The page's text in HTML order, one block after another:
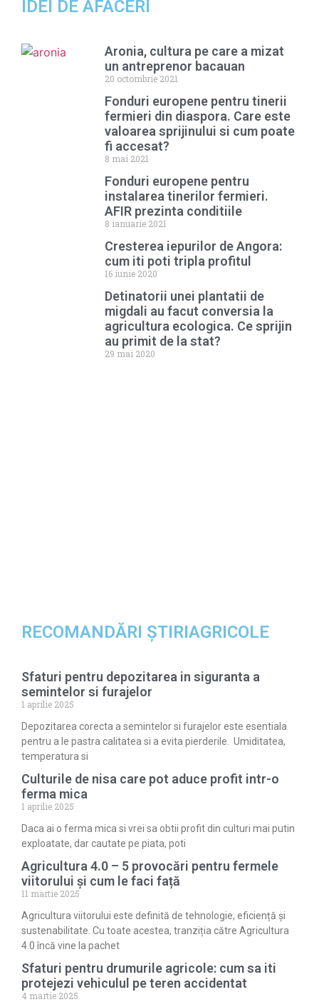
IDEI DE AFACERI
Aronia, cultura pe care a mizat
un antreprenor bacauan
20 octombrie 2021
Fonduri europene pentru tinerii
fermieri din diaspora. Care este
valoarea sprijinului si cum poate
fi accesat?
8 mai 2021
Fonduri europene pentru
instalarea tinerilor fermieri.
AFIR prezinta conditiile
8 ianuarie 2021
Cresterea iepurilor de Angora:
cum iti poti tripla profitul
16 iunie 2020
Detinatorii unei plantatii de
migdali au facut conversia la
agricultura ecologica. Ce sprijin
au primit de la stat?
29 mai 2020
RECOMANDĂRI ȘTIRIAGRICOLE
Sfaturi pentru depozitarea in siguranta a
semintelor si furajelor
1 aprilie 2025
Depozitarea corecta a semintelor si furajelor este esentiala
pentru a le pastra calitatea si a evita pierderile. Umiditatea,
temperatura si
Culturile de nisa care pot aduce profit intr-o
ferma mica
1 aprilie 2025
Daca ai o ferma mica si vrei sa obtii profit din culturi mai putin
exploatate, dar cautate pe piata, poti
Agricultura 4.0 – 5 provocări pentru fermele
viitorului și cum le faci față
11 martie 2025
Agricultura viitorului este definită de tehnologie, eficiență și
sustenabilitate. Cu toate acestea, tranziția către Agricultura
4.0 încă vine la pachet
Sfaturi pentru drumurile agricole: cum sa iti
protejezi vehiculul pe teren accidentat
4 martie 2025